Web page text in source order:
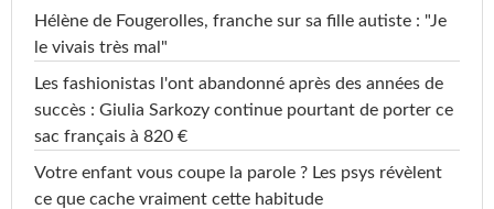
Hélène de Fougerolles, franche sur sa fille autiste : "Je
le vivais très mal"
Les fashionistas l'ont abandonné après des années de
succès : Giulia Sarkozy continue pourtant de porter ce
sac français à 820 €
Votre enfant vous coupe la parole ? Les psys révèlent
ce que cache vraiment cette habitude